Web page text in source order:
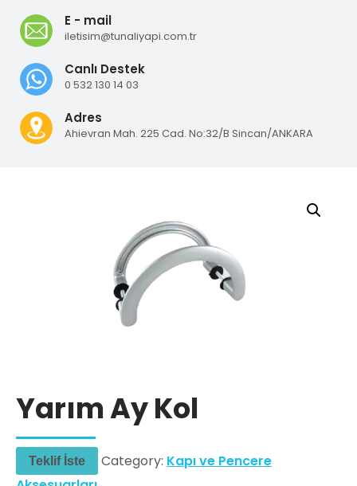
E - mail
iletisim@tunaliyapi.com.tr
Canlı Destek
0 532 130 14 03
Adres
Ahievran Mah. 225 Cad. No:32/B Sincan/ANKARA
Yarım Ay Kol
Teklif İste Category: Kapı ve Pencere